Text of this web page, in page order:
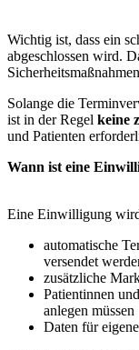
Wichtig ist, dass ein
abgeschlossen wird.
Solange die
ist in der Regel keine
und Patienten
Wann ist eine
Eine Einwilligung
automatische
versendet
zusätzliche
Patientinnen
anlegen müssen
Daten für